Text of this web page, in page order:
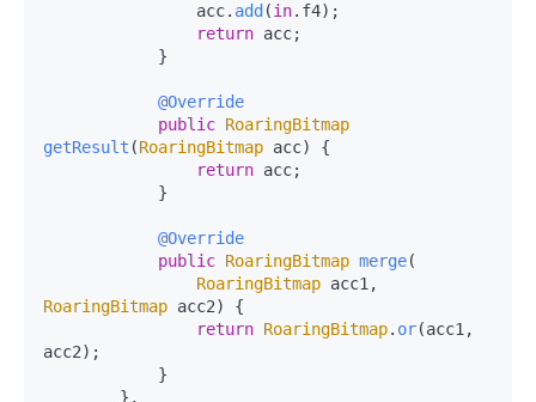
                acc.
add (in. f4);
return acc;
@Override
public RoaringBitmap
getResult (RoaringBitmap acc) {
return acc;
@Override
public RoaringBitmap merge(
RoaringBitmap
RoaringBitmap acc2) {
return RoaringBitmap. or(acc1,
acc2);